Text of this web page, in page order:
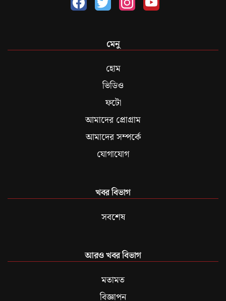
মেনু
হোম
ভিডিও
ফটো
আমাদের প্রোগ্রাম
আমাদের সম্পর্কে
যোগাযোগ
খবর বিভাগ
সবশেষ
আরও খবর বিভাগ
মতামত
বিজ্ঞাপন